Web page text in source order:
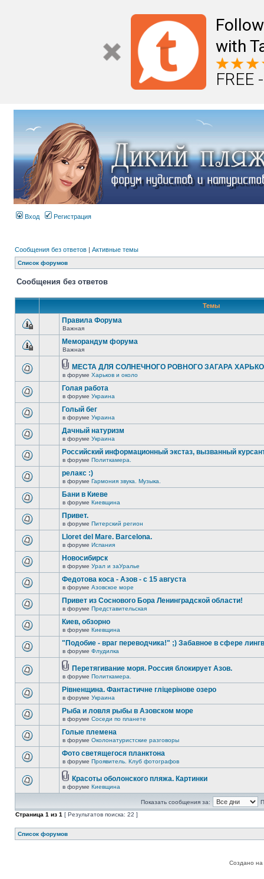
with
FREE
Вход Регистрация
Сообщения без ответов | Активные темы
Список форумов
Сообщения без ответов
Темы
Правила Форума
Важная
Меморандум форума
Важная
МЕСТА ДЛЯ СОЛНЕЧНОГО РОВНОГО ЗАГАРА
в форуме Харьков и около
Голая работа
в форуме Украина
Голый бег
в форуме Украина
Дачный натуризм
в форуме Украина
Российский информационный экстаз, вызванный
в форуме Политкамера.
релакс :)
в форуме Гармония звука. Музыка.
Бани в Киеве
в форуме Киевщина
Привет.
в форуме Питерский регион
Lloret del Mare. Barcelona.
в форуме Испания
Новосибирск
в форуме Урал и заУралье
Федотова коса - Азов - с 15 августа
в форуме Азовское море
Привет из Соснового Бора Ленинградской области!
в форуме Представительская
Киев, обзорно
в форуме Киевщина
"Подобие - враг переводчика!" ;) Забавное в сфере
в форуме Флудилка
Перетягивание моря. Россия блокирует Азов.
в форуме Политкамера.
Рівненщина. Фантастичне гліцерінове озеро
в форуме Украина
Рыба и ловля рыбы в Азовском море
в форуме Соседи по планете
Голые племена
в форуме Околонатуристские разговоры
Фото светящегося планктона
в форуме Проявитель. Клуб фотографов
Красоты оболонского пляжа. Картинки
в форуме Киевщина
Показать сообщения за:
Страница 1 из 1 [ Результатов поиска: 22 ]
Список форумов
Создано